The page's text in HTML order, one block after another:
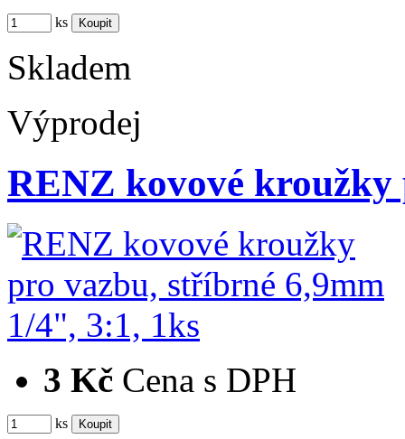
ks
Skladem
Výprodej
RENZ kovové
3 Kč Cena s DPH
ks